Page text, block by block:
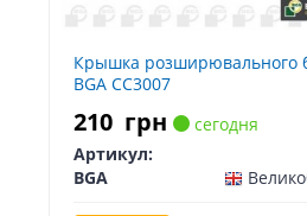
Крышка розширювального
BGA CC3007
210 грн
сегодня
Артикул:
BGA